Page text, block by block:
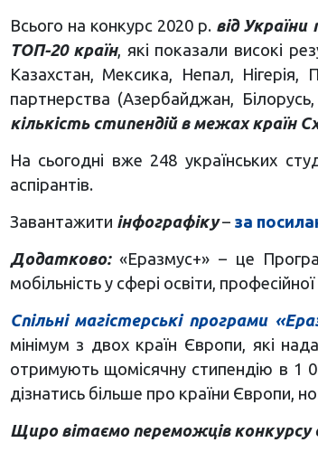
Всього на конкурс 2020 р. від України
ТОП-20 країн, які показали високі
Казахстан, Мексика, Непал, Нігерія,
партнерства (Азербайджан,
кількість стипендій в межах країн
На сьогодні вже 248 українських
аспірантів.
Завантажити інфографіку – за
Додатково:«Еразмус+» – це
мобільність у сфері освіти,
Спільні магістерські програми
мінімум з двох країн Європи, які
отримують щомісячну стипендію в 1
дізнатись більше про країни Європи,
Щиро вітаємо переможців конкурсу